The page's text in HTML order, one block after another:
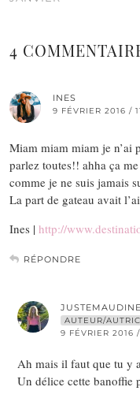
4
INES
9 FÉVRIER 2016 /
Miam miam miam je n’ai
parlez toutes!! ahha ça
comme je ne suis jamais
La part de gateau avait
Ines | http://
RÉPONDRE
AUTEUR/
9 FÉVRIER 2016
Ah mais il faut que tu y
Un délice cette banoffie